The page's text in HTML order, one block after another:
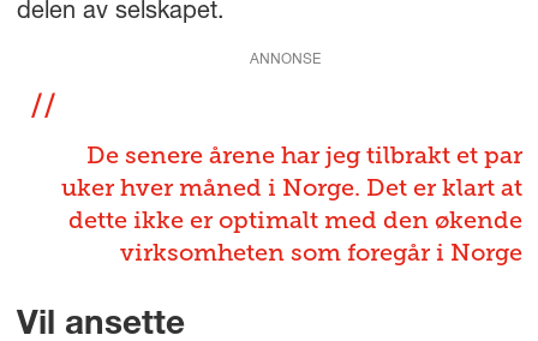
delen av selskapet.
ANNONSE
De senere årene har jeg tilbrakt et par
uker hver måned i Norge. Det er klart at
dette ikke er optimalt med den økende
virksomheten som foregår i Norge
Vil ansette